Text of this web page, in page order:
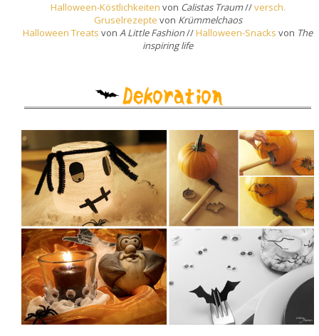
Halloween-Köstlichkeiten von Calistas Traum//versch.
Gruselrezepte von Krümmelchaos
Halloween Treats vonA Little Fashion//Halloween-Snacks von The
inspiring life